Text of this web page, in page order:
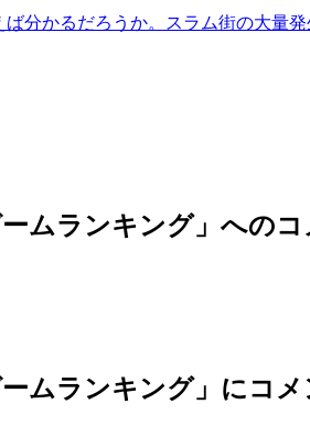
分かるだろうか。スラム街の大量発
ムランキング」への
ムランキング」にコメ